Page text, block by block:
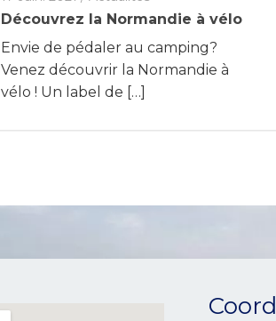
Découvrez la Normandie à vélo
Envie de pédaler au camping?
Venez découvrir la Normandie à
vélo ! Un label de […]